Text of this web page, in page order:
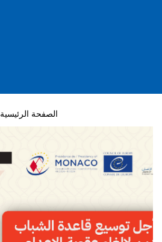
الصفحة الرئيسية